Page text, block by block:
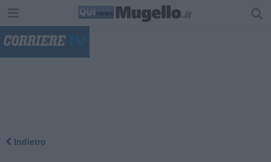
Indietro